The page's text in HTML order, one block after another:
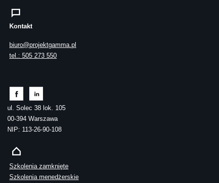
Kontakt
biuro@projektgamma.pl
tel.: 505 273 550
ul. Solec 38 lok. 105
00-394 Warszawa
NIP: 113-26-90-108
Szkolenia zamknięte
Szkolenia menedżerskie